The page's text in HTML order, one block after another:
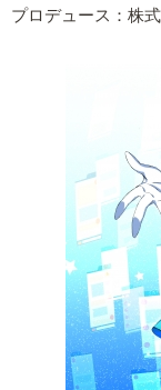
プロデュース：株